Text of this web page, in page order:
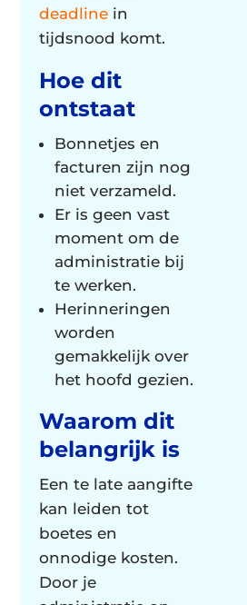
deadlinein
tijdsnood komt.
Hoe dit
ontstaat
Bonnetjes en
facturen zijn nog
niet verzameld.
Er is geen vast
moment om de
administratie bij
te werken.
Herinneringen
worden
gemakkelijk over
het hoofd gezien.
Waarom dit
belangrijk is
Een te late aangifte
kan leiden tot
boetes en
onnodige kosten.
Door je